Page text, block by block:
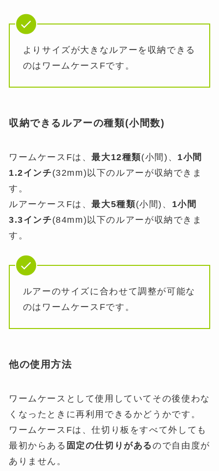
よりサイズが大きなルアーを収納できる
のはワームケースFです。
収納できるルアーの種類(小間数)
ワームケースFは、最大12種類(小間)、 1小間
1.2インチ(32mm)以下のルアーが収納できま
す。
ルアーケースFは、最大5種類(小間)、 1小間
3.3インチ(84mm)以下のルアーが収納できま
す。
ルアーのサイズに合わせて調整が可能な
のはワームケースFです。
他の使用方法
ワームケースとして使用していてその後使わな
くなったときに再利用できるかどうかです。
ワームケースFは、仕切り板をすべて外しても
最初からある 固定の仕切りがあるので自由度が
ありません。